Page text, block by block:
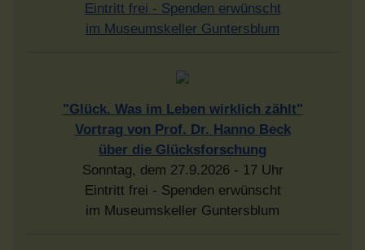
Eintritt frei - Spenden erwünscht
im Museumskeller Guntersblum
"Glück. Was im Leben wirklich zählt"
Vortrag von Prof. Dr. Hanno Beck
über die Glücksforschung
Sonntag, dem 27.9.2026 - 17 Uhr
Eintritt frei - Spenden erwünscht
im Museumskeller Guntersblum